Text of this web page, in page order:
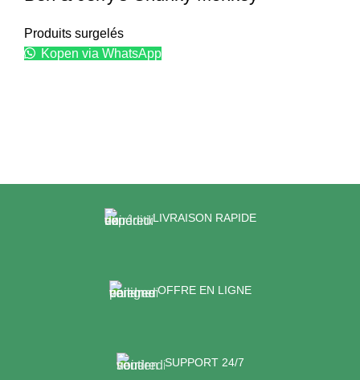
page
du
variantes.
Les
Produits surgelés
Kopen via WhatsApp
LIVRAISON RAPIDE
OFFRE EN LIGNE
SUPPORT 24/7